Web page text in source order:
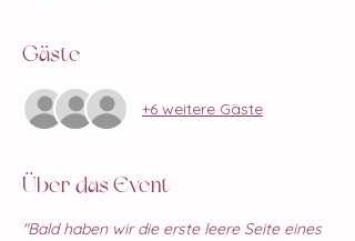
Gäste
+6 weitere Gäste
Über das Event
"Bald haben wir die erste leere Seite eines